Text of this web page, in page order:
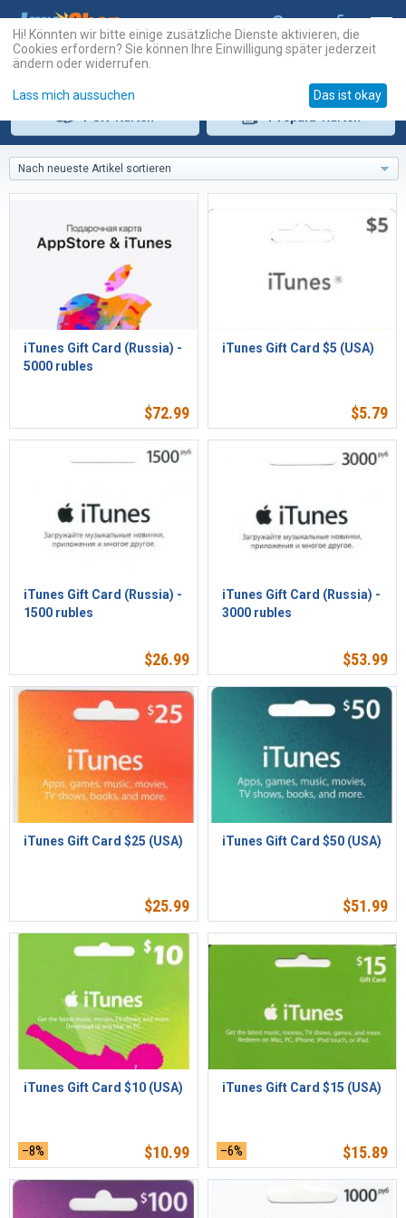
Nach neueste Artikel sortieren
iTunes Gift Card (Russia) -
5000 rubles
$72.99
iTunes Gift Card $5 (USA)
$5.79
iTunes Gift Card (Russia) -
1500 rubles
$26.99
iTunes Gift Card (Russia) -
3000 rubles
$53.99
iTunes Gift Card $25 (USA)
$25.99
iTunes Gift Card $50 (USA)
$51.99
iTunes Gift Card $10 (USA)
–8% $10.99
iTunes Gift Card $15 (USA)
–6% $15.89
Hi! Könnten wir bitte einige zusätzliche Dienste aktivieren, die
Cookies erfordern? Sie können Ihre Einwilligung später jederzeit
ändern oder widerrufen.
Lass mich aussuchen Das ist okay